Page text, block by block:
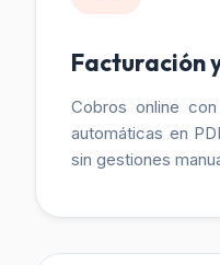
Facturación
Cobros online
automáticas en
sin gestiones